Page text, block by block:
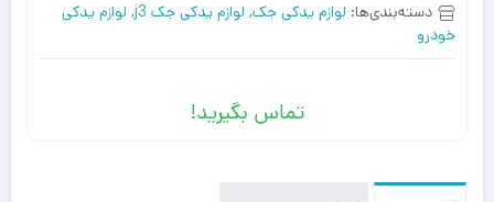
دسته‌بندی‌ها: لوازم یدکی جک, لوازم یدکی جک j3 , لوازم یدکی
خودرو
تماس بگیرید!